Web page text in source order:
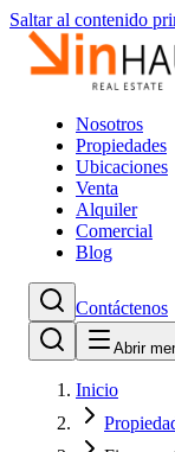
Saltar al contenido
Nosotros
Propiedades
Ubicaciones
Venta
Alquiler
Comercial
Blog
Contáctenos
Abrir
Inicio